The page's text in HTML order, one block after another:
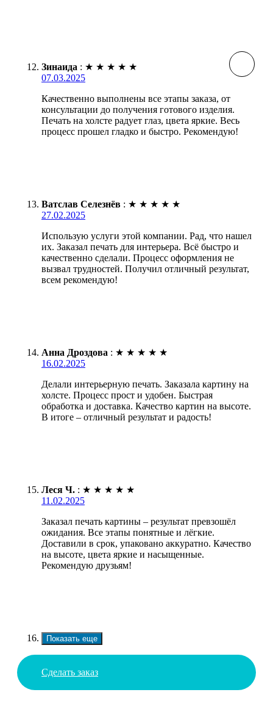
Зинаида : ★ ★ ★ ★ ★
07.03.2025
Качественно выполнены все этапы заказа, от
консультации до получения готового изделия.
Печать на холсте радует глаз, цвета яркие. Весь
процесс прошел гладко и быстро. Рекомендую!
Ватслав Селезнёв : ★ ★ ★ ★ ★
27.02.2025
Использую услуги этой компании. Рад, что нашел
их. Заказал печать для интерьера. Всё быстро и
качественно сделали. Процесс оформления не
вызвал трудностей. Получил отличный результат,
всем рекомендую!
Анна Дроздова : ★ ★ ★ ★ ★
16.02.2025
Делали интерьерную печать. Заказала картину на
холсте. Процесс прост и удобен. Быстрая
обработка и доставка. Качество картин на высоте.
В итоге – отличный результат и радость!
Леся Ч. : ★ ★ ★ ★ ★
11.02.2025
Заказал печать картины – результат превзошёл
ожидания. Все этапы понятные и лёгкие.
Доставили в срок, упаковано аккуратно. Качество
на высоте, цвета яркие и насыщенные.
Рекомендую друзьям!
Показать еще
Сделать заказ